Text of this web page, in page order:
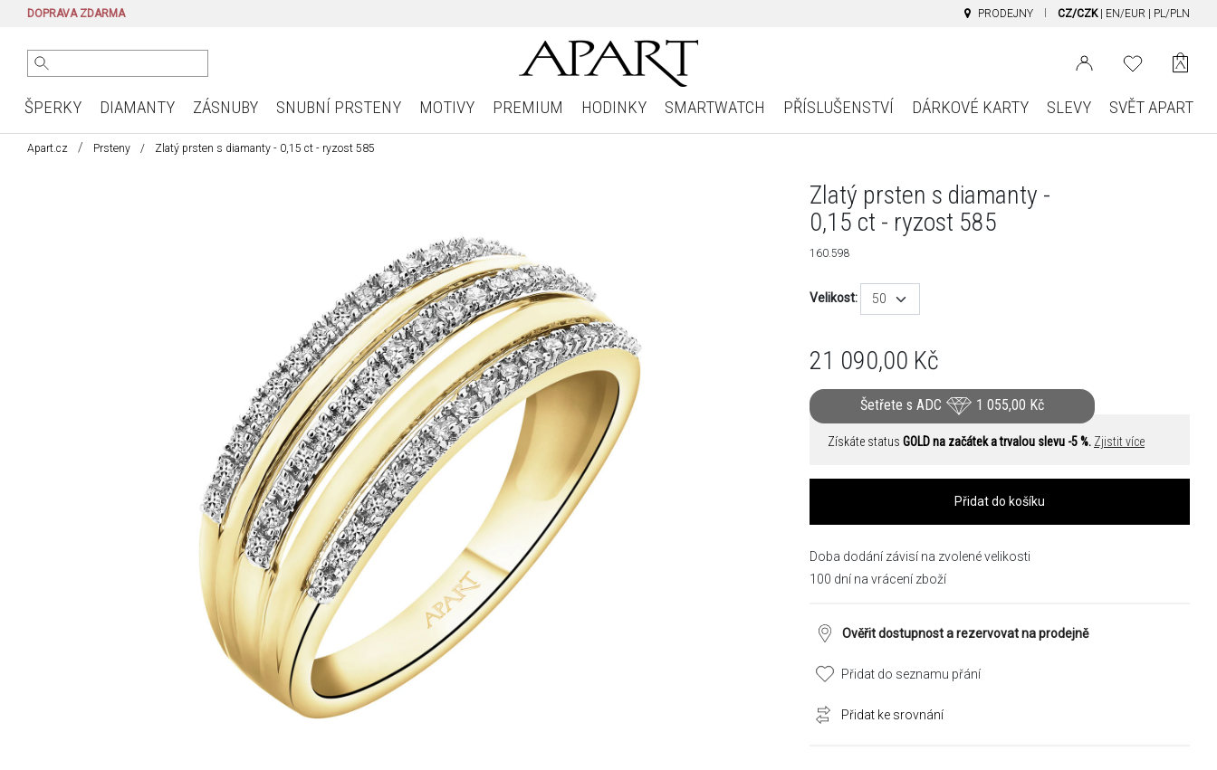
DOPRAVA ZDARMA PRODEJNY CZ/CZK EN/EUR PL/PLN
ŠPERKY DIAMANTY ZÁSNUBY SNUBNÍ PRSTENY MOTIVY PREMIUM HODINKY SMARTWATCH PŘÍSLUŠENSTVÍ DÁRKOVÉ KARTY SLEVY SVĚT APART
Apart.cz Prsteny Zlatý prsten s diamanty - 0,15 ct - ryzost 585
Zlatý prsten s diamanty -
0,15 ct - ryzost 585
160.598
Velikost: 50
21 090,00 Kč
Šetřete s ADC 1 055,00 Kč
Získáte status GOLD na začátek a trvalou slevu -5 %. Zjistit více
Přidat do košíku
Doba dodání závisí na zvolené velikosti
100 dní na vrácení zboží
Ověřit dostupnost a rezervovat na prodejně
Přidat do seznamu přání
Přidat ke srovnání